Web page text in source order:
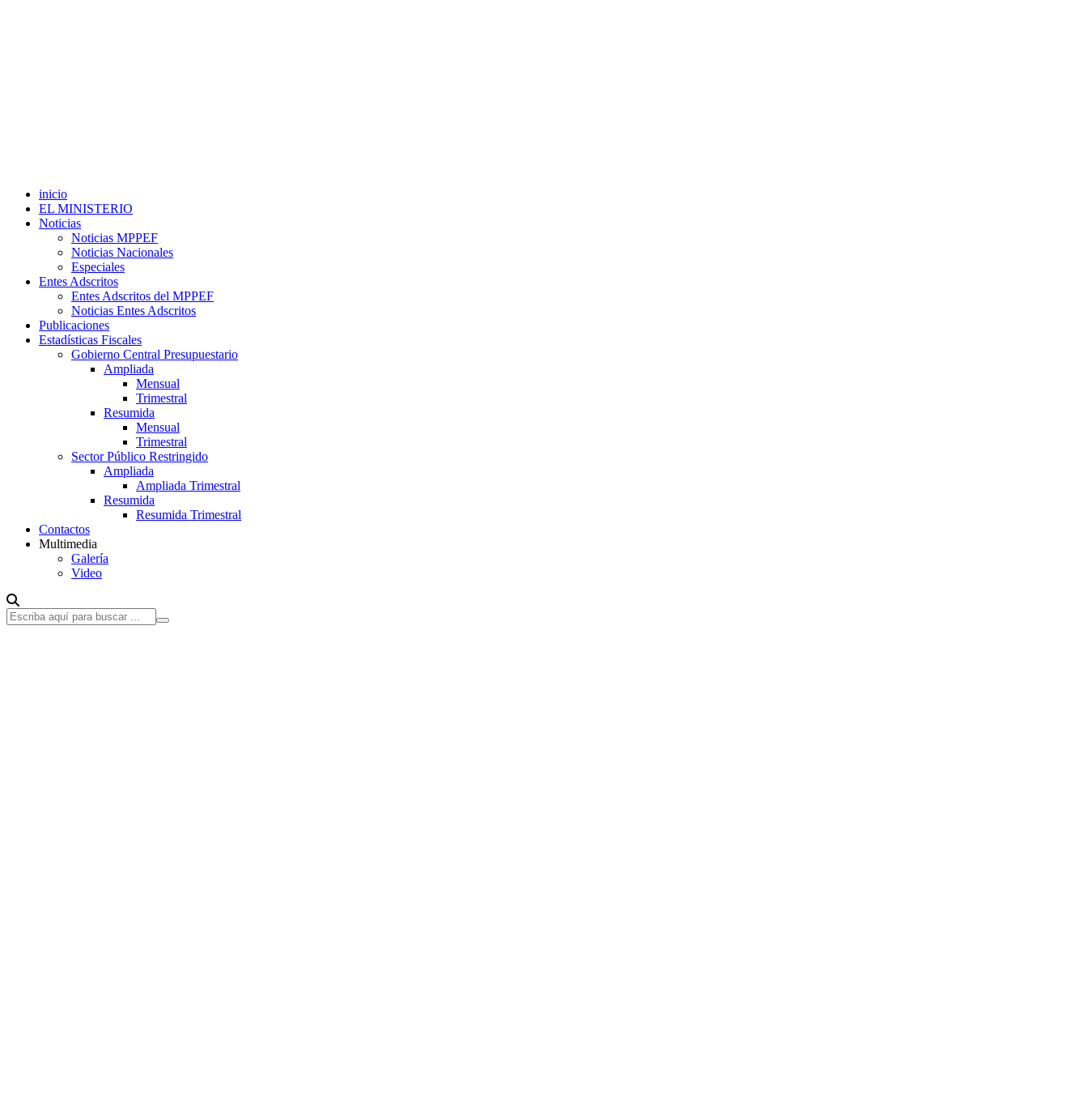
inicio
EL MINISTERIO
Noticias
Noticias MPPEF
Noticias Nacionales
Especiales
Entes Adscritos
Entes Adscritos del MPPEF
Noticias Entes Adscritos
Publicaciones
Estadísticas Fiscales
Gobierno Central Presupuestario
Ampliada
Mensual
Trimestral
Resumida
Mensual
Trimestral
Sector Público Restringido
Ampliada
Ampliada Trimestral
Resumida
Resumida Trimestral
Contactos
Multimedia
Galería
Video